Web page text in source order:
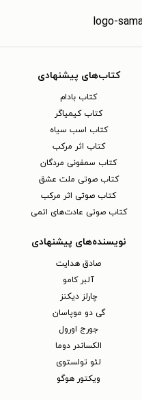
کتاب‌های پیشنهادی
کتاب بادام
کتاب کیمیاگر
کتاب اسب سیاه
کتاب اثر مرکب
کتاب سمفونی مردگان
کتاب صوتی ملت عشق
کتاب صوتی اثر مرکب
کتاب صوتی عادت‌های اتمی
نویسنده‌های پیشنهادی
صادق هدایت
آلبر کامو
چارلز دیکنز
گی دو موپاسان
جورج اورول
الکساندر دوما
لئو تولستوی
ویکتور هوگو